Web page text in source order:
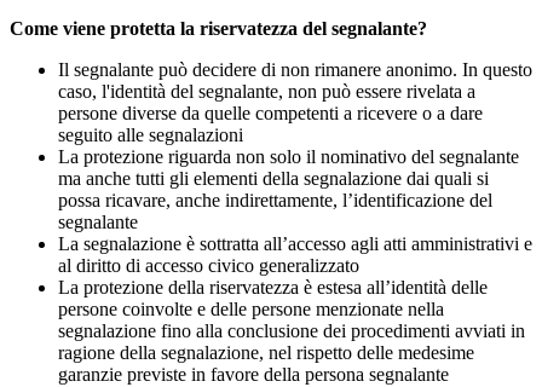
Come viene protetta la riservatezza del segnalante?
Il segnalante può decidere di non rimanere anonimo. In questo
caso, l'identità del segnalante, non può essere rivelata a
persone diverse da quelle competenti a ricevere o a dare
seguito alle segnalazioni
La protezione riguarda non solo il nominativo del segnalante
ma anche tutti gli elementi della segnalazione dai quali si
possa ricavare, anche indirettamente, l’identificazione del
segnalante
La segnalazione è sottratta all’accesso agli atti amministrativi e
al diritto di accesso civico generalizzato
La protezione della riservatezza è estesa all’identità delle
persone coinvolte e delle persone menzionate nella
segnalazione fino alla conclusione dei procedimenti avviati in
ragione della segnalazione, nel rispetto delle medesime
garanzie previste in favore della persona segnalante